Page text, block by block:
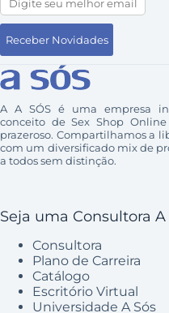
A A SÓS é uma empresa
conceito de Sex Shop
prazeroso. Compartilhamos a
com um diversificado mix de
a todos sem distinção.
Seja uma Consultora A
Consultora
Plano de Carreira
Catálogo
Escritório Virtual
Universidade A Sós